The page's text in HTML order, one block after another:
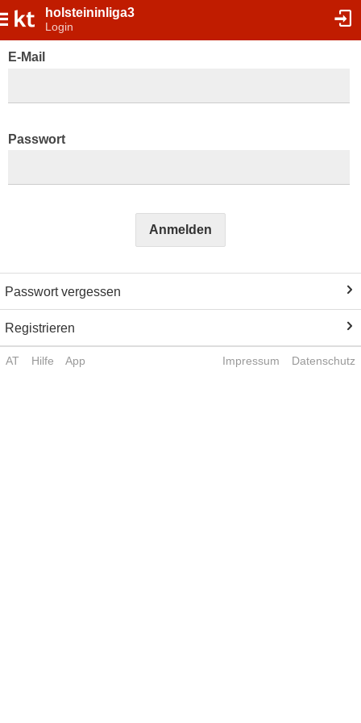
holsteininliga3
Login
E-Mail
Passwort
Anmelden
Passwort vergessen
Registrieren
AT Hilfe App Impressum Datenschutz